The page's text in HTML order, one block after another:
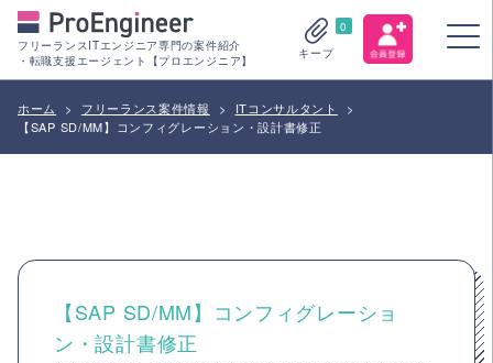
フリーランスITエンジニア専門の案件紹介
・転職支援エージェント【プロエンジニア】
0
キープ
ホーム > フリーランス案件情報 > ITコンサルタント
>
【SAP SD/MM】コンフィグレーション・設計書修正
【SAP SD/MM】コンフィグレーショ
ン・設計書修正